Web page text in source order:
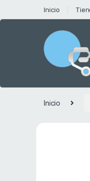
Inicio
Inicio